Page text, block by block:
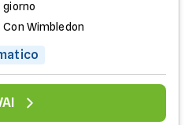
giorno
Con Wimbledon